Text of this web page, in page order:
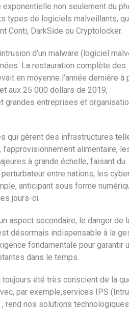
non seulement du
types de logiciels malveillants,
Conti, DarkSide ou Cryptolocker.
d’un malware (logiciel
La restauration complète des
en moyenne l’année dernière à
aux 25 000 dollars de 2019,
grandes entreprises et
qui gèrent des infrastructures
alimentaire,
à grande échelle, faisant du
entre nations, les
anticipant sous forme
jours-ci.
aspect secondaire, le danger de
désormais indispensable à la
fondamentale pour garantir
dans le temps.
toujours été très conscient de la
par exemple,services IPS
rend nos solutions technologiques